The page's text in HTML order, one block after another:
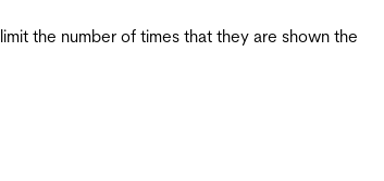
the number of times that they are shown the